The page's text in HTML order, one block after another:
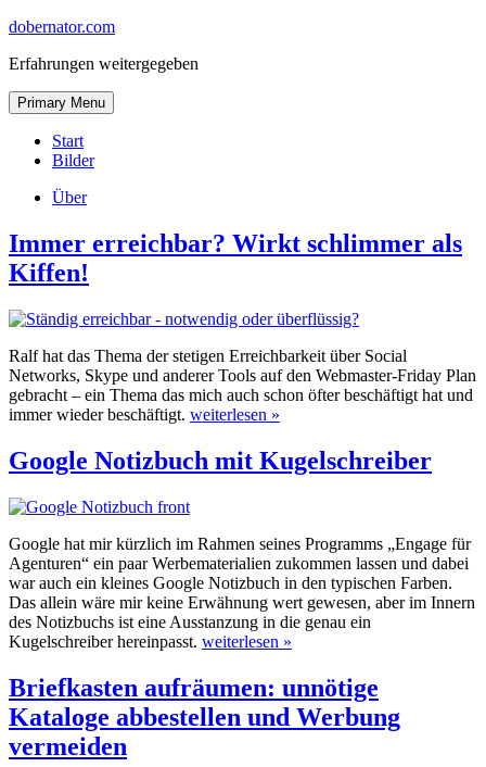
Skip
content
dobernator.com
Erfahrungen weitergegeben
Primary Menu Skip
to
Start
Bilder
Über
Immer erreichbar? Wirkt schlimmer als
Kiffen!
Ralf hat das Thema der stetigen Erreichbarkeit über Social
Networks, Skype und anderer Tools auf den Webmaster-Friday Plan
gebracht – ein Thema das mich auch schon öfter beschäftigt hat und
immer wieder beschäftigt. weiterlesen »
Google Notizbuch mit Kugelschreiber
Google hat mir kürzlich im Rahmen seines Programms „Engage für
Agenturen“ ein paar Werbematerialien zukommen lassen und dabei
war auch ein kleines Google Notizbuch in den typischen Farben.
Das allein wäre mir keine Erwähnung wert gewesen, aber im Innern
des Notizbuchs ist eine Ausstanzung in die genau ein
Kugelschreiber hereinpasst. weiterlesen »
Briefkasten aufräumen: unnötige
Kataloge abbestellen und Werbung
vermeiden